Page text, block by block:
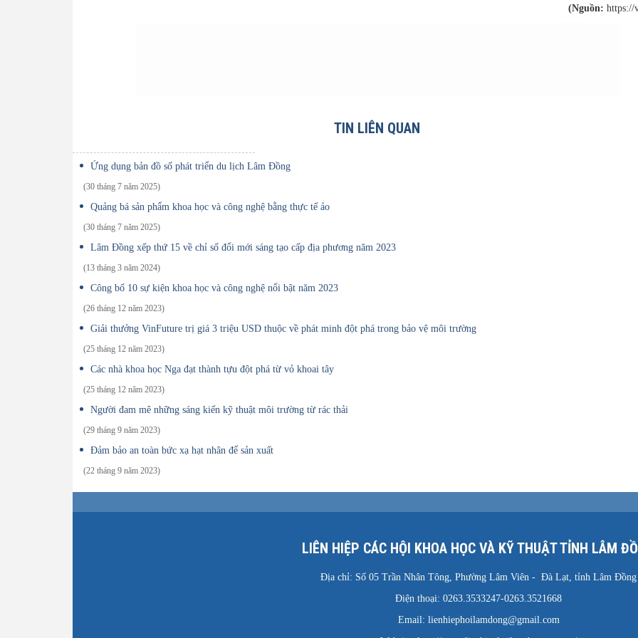
(Nguồn: https://
TIN LIÊN QUAN
Ứng dụng bản đồ số phát triển du lịch Lâm Đồng
(30 tháng 7 năm 2025)
Quảng bá sản phẩm khoa học và công nghệ bằng thực tế ảo
(30 tháng 7 năm 2025)
Lâm Đồng xếp thứ 15 về chỉ số đổi mới sáng tạo cấp địa phương năm 2023
(13 tháng 3 năm 2024)
Công bố 10 sự kiện khoa học và công nghệ nổi bật năm 2023
(26 tháng 12 năm 2023)
Giải thưởng VinFuture trị giá 3 triệu USD thuộc về phát minh đột phá trong bảo vệ môi trường
(25 tháng 12 năm 2023)
Các nhà khoa học Nga đạt thành tựu đột phá từ vỏ khoai tây
(25 tháng 12 năm 2023)
Người đam mê những sáng kiến kỹ thuật môi trường từ rác thải
(29 tháng 9 năm 2023)
Đảm bảo an toàn bức xạ hạt nhân để sản xuất
(22 tháng 9 năm 2023)
LIÊN HIỆP CÁC HỘI KHOA HỌC VÀ KỸ THUẬT TỈNH LÂM
Địa chỉ: Số 05 Trần Nhân Tông, Phường Lâm Viên - Đà Lạt, tỉnh Lâm Đồng
Điện thoại: 0263.3533247-0263.3521668
Email: lienhiephoilamdong@gmail.com